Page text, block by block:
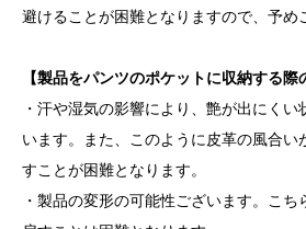
避けることが困難となりますので、予め
【製品をパンツのポケットに収納する際
・汗や湿気の影響により、艶が出にく
います。また、このように皮革の風合い
すことが困難となります。
・製品の変形の可能性ございます。こ